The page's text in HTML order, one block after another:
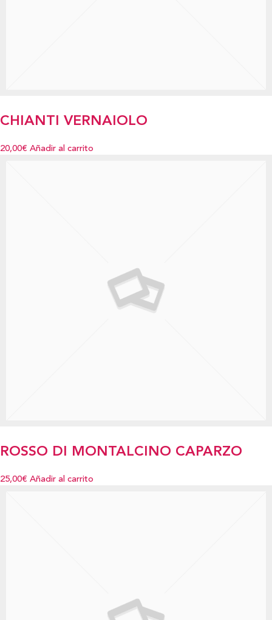
CHIANTI VERNAIOLO
20,00€ Añadir al carrito
ROSSO DI MONTALCINO CAPARZO
25,00€ Añadir al carrito